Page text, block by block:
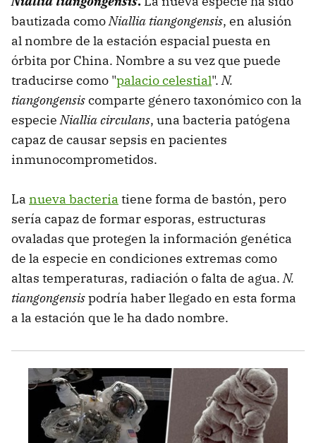
bautizada comoNiallia tiangongensis, en alusión
al nombre de la estación espacial puesta en
órbita por China. Nombre a su vez que puede
traducirse como "palacio celestial".N.
tiangongensiscomparte género taxonómico con la
especieNiallia circulans, una bacteria patógena
capaz de causar sepsis en pacientes
inmunocomprometidos.
La nueva bacteria tiene forma de bastón, pero
sería capaz de formar esporas, estructuras
ovaladas que protegen la información genética
de la especie en condiciones extremas como
altas temperaturas, radiación o falta de agua.N.
tiangongensispodría haber llegado en esta forma
a la estación que le ha dado nombre.